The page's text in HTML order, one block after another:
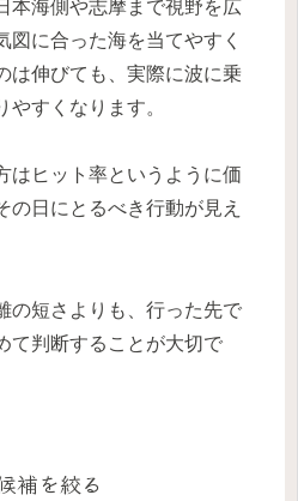
本海側や志摩まで視野を広
図に合った海を当てやすく
は伸びても、実際に波に乗
やすくなります。
はヒット率というように価
の日にとるべき行動が見え
の短さよりも、行った先で
て判断することが大切で
補を絞る